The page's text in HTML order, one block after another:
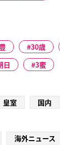
30歳
日 3蜜
皇室 国内
海外ニュース